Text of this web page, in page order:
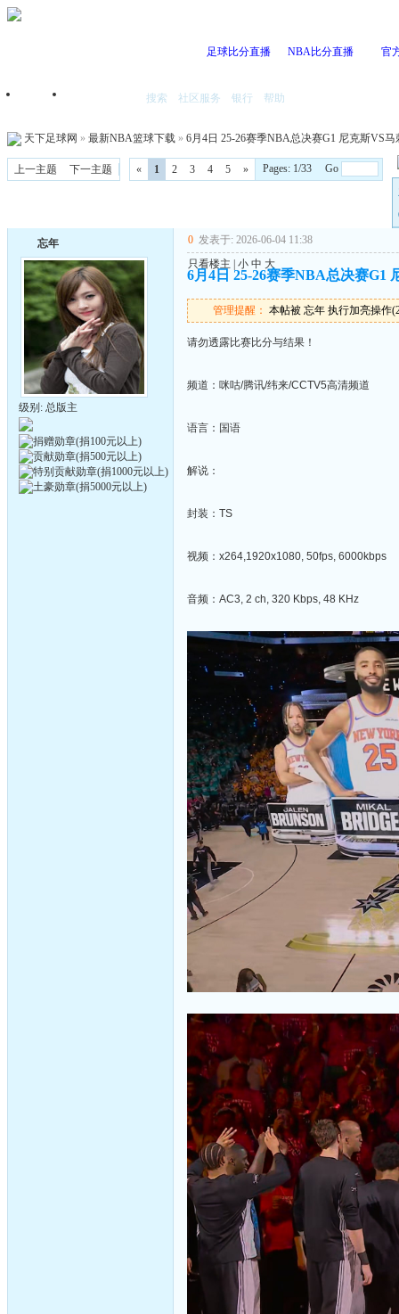
足球比分直播 NBA比分直播 官
首页 搜索 社区服务 银行 帮助
天下足球网 » 最新NBA篮球下载 » 6月4日 25-26赛季NBA总决赛G1 尼克斯VS
上一主题 下一主题 « 1 2 3 4 5 »
Pages: 1/33 Go
忘年
级别: 总版主
0 发表于: 2026-06-04 11:38
只看楼主
小 中 大
6月4日 25-26赛季NBA总决赛G1
管理提醒： 本帖被 忘年 执行加亮操作
请勿透露比赛比分与结果！
频道：咪咕/腾讯/纬来/CCTV5高清频道
语言：国语
解说：
封装：TS
视频：x264,1920x1080, 50fps, 6000kbps
音频：AC3, 2 ch, 320 Kbps, 48 KHz